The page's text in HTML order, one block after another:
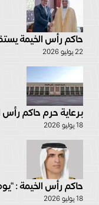
حاكم رأس الخيمة
22 يوليو 2026
برعاية حرم حاكم رأس
18 يوليو 2026
حاكم رأس الخيمة :
18 يوليو 2026